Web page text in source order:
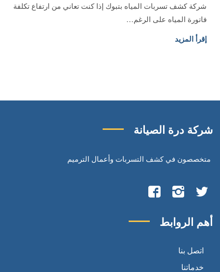
شركة كشف تسربات المياه بتبوك إذا كنت تعاني من ارتفاع تكلفة
فاتورة المياه على الرغم…
إقرأ المزيد
شركة درة الصيانة
متخصصون في كشف التسربات وأعمال الترميم
تابعنا
على
تويتر
تابعنا
على
انستجرام
تابعنا
على أهم الروابط
اتصل بنا
خدماتنا